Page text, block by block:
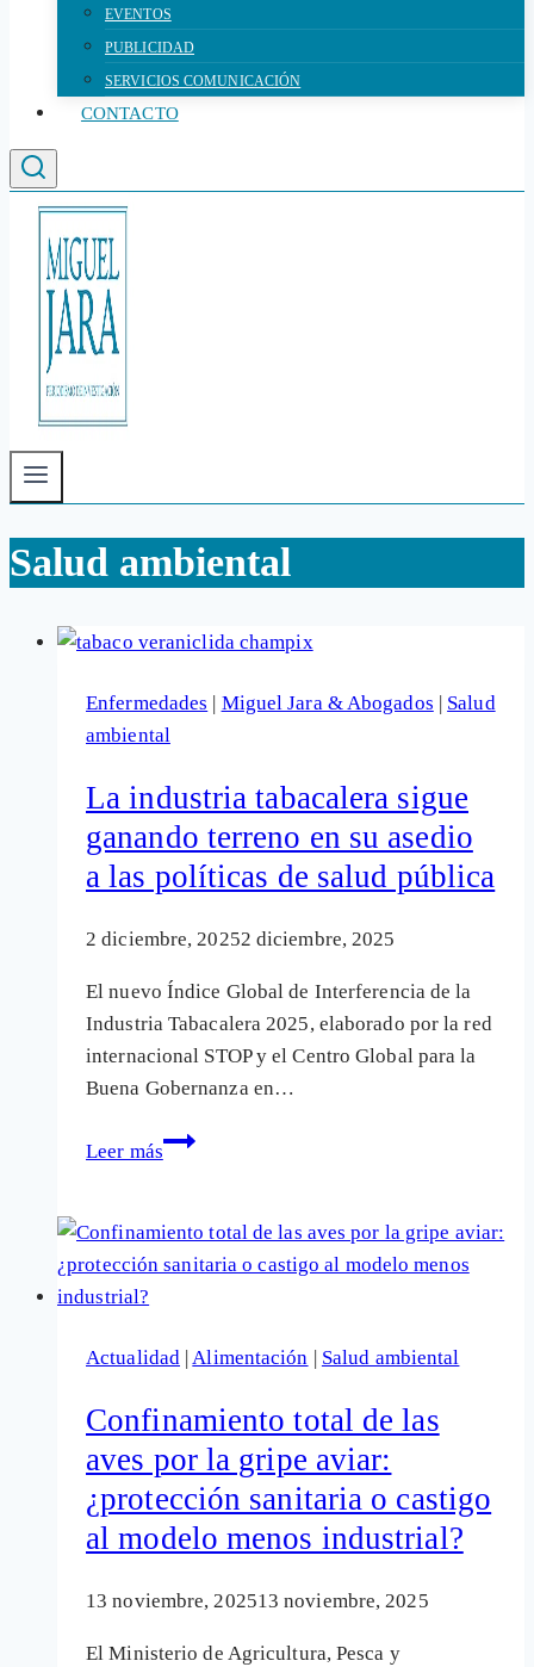
EVENTOS
PUBLICIDAD
SERVICIOS COMUNICACIÓN
CONTACTO
Salud ambiental
Enfermedades Miguel Jara & Abogados
Salud
ambiental
La industria tabacalera sigue
ganando terreno en su asedio
a las políticas de salud pública
2 diciembre, 20252 diciembre, 2025
El nuevo Índice Global de Interferencia de la
Industria Tabacalera 2025, elaborado por la red
internacional STOP y el Centro Global para la
Buena Gobernanza en…
Leer más
La
sigue
ganando
su
a
las
políticas
de
salud
pública
Actualidad |Alimentación Salud ambiental
Confinamiento total de las
aves por la gripe aviar:
¿protección sanitaria o castigo
al modelo menos industrial?
13 noviembre, 202513 noviembre, 2025
El Ministerio de Agricultura, Pesca y